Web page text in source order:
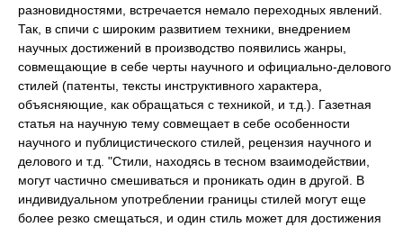
разновидностями, встречается немало переходных явлений.
Так, в спичи с широким развитием техники, внедрением
научных достижений в производство появились жанры,
совмещающие в себе черты научного и официально-делового
стилей (патенты, тексты инструктивного характера,
объясняющие, как обращаться с техникой, и т.д.). Газетная
статья на научную тему совмещает в себе особенности
научного и публицистического стилей, рецензия научного и
делового и т.д. "Стили, находясь в тесном взаимодействии,
могут частично смешиваться и проникать один в другой. В
индивидуальном употреблении границы стилей могут еще
более резко смещаться, и один стиль может для достижения